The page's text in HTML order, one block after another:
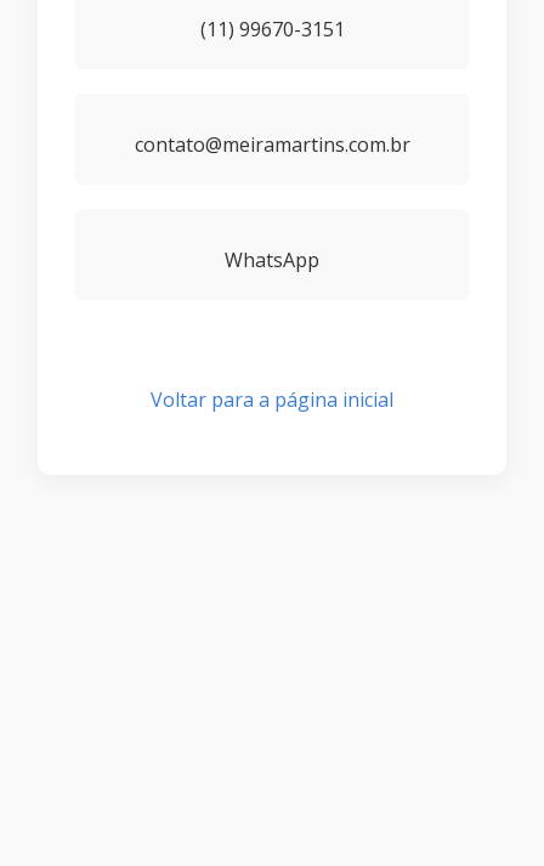
(11) 99670-3151
contato@meiramartins.com.br
WhatsApp
Voltar para a página inicial